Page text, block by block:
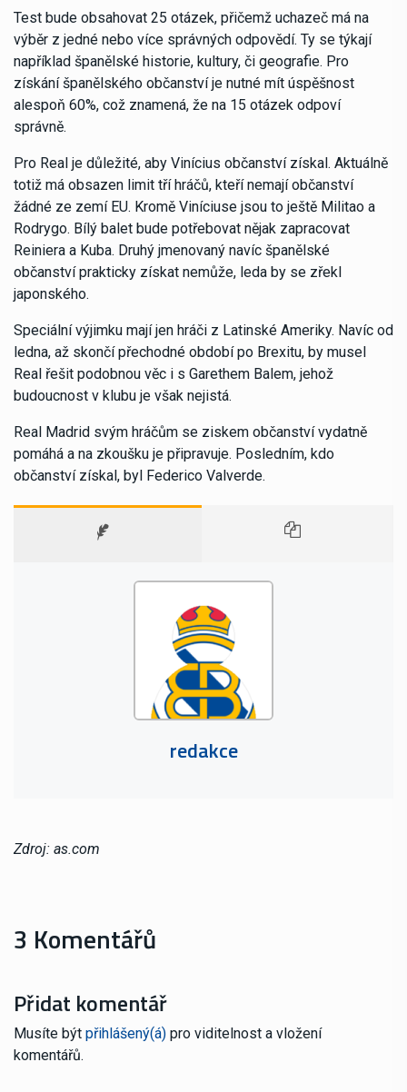
Test bude obsahovat 25 otázek, přičemž uchazeč má na
výběr z jedné nebo více správných odpovědí. Ty se týkají
například španělské historie, kultury, či geografie. Pro
získání španělského občanství je nutné mít úspěšnost
alespoň 60%, což znamená, že na 15 otázek odpoví
správně.
Pro Real je důležité, aby Vinícius občanství získal. Aktuálně
totiž má obsazen limit tří hráčů, kteří nemají občanství
žádné ze zemí EU. Kromě Viníciuse jsou to ještě Militao a
Rodrygo. Bílý balet bude potřebovat nějak zapracovat
Reiniera a Kuba. Druhý jmenovaný navíc španělské
občanství prakticky získat nemůže, leda by se zřekl
japonského.
Speciální výjimku mají jen hráči z Latinské Ameriky. Navíc od
ledna, až skončí přechodné období po Brexitu, by musel
Real řešit podobnou věc i s Garethem Balem, jehož
budoucnost v klubu je však nejistá.
Real Madrid svým hráčům se ziskem občanství vydatně
pomáhá a na zkoušku je připravuje. Posledním, kdo
občanství získal, byl Federico Valverde.
redakce
Zdroj: as.com
3 Komentářů
Přidat komentář
Musíte být přihlášený(á) pro viditelnost a vložení
komentářů.